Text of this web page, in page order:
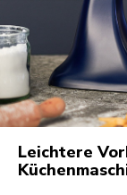
Leichtere